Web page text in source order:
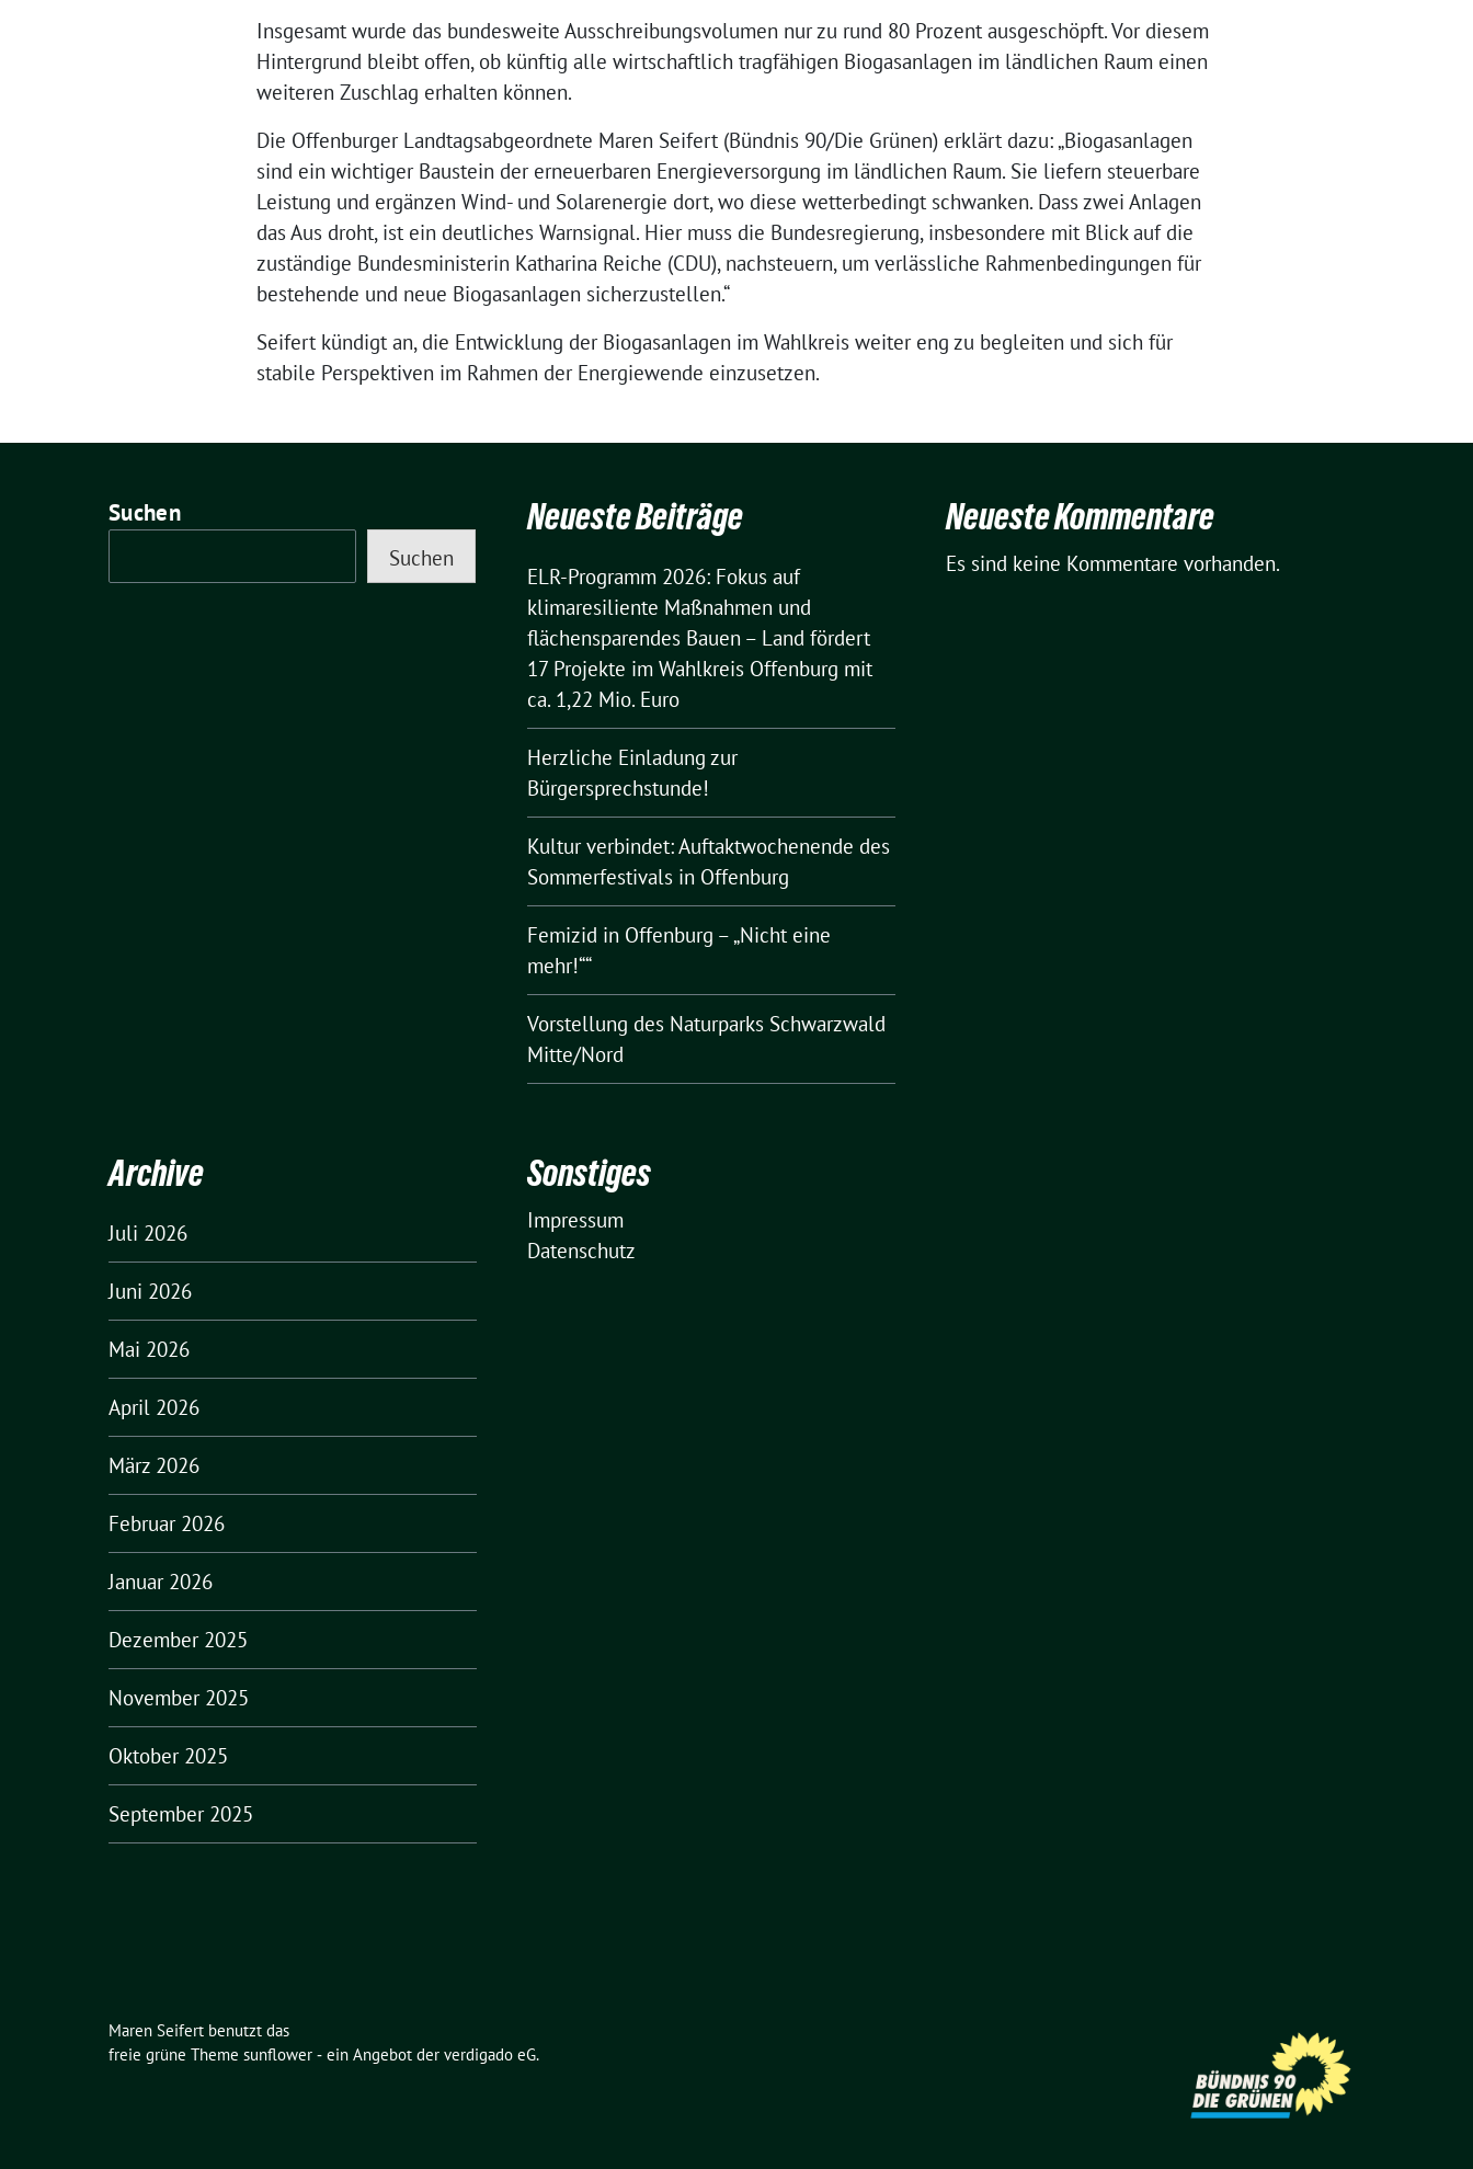
Insgesamt wurde das bundesweite Ausschreibungsvolumen nur zu rund 80 Prozent ausgeschöpft. Vor diesem
Hintergrund bleibt offen, ob künftig alle wirtschaftlich tragfähigen Biogasanlagen im ländlichen Raum einen
weiteren Zuschlag erhalten können.
Die Offenburger Landtagsabgeordnete Maren Seifert (Bündnis 90/Die Grünen) erklärt dazu: „Biogasanlagen
sind ein wichtiger Baustein der erneuerbaren Energieversorgung im ländlichen Raum. Sie liefern steuerbare
Leistung und ergänzen Wind- und Solarenergie dort, wo diese wetterbedingt schwanken. Dass zwei Anlagen
das Aus droht, ist ein deutliches Warnsignal. Hier muss die Bundesregierung, insbesondere mit Blick auf die
zuständige Bundesministerin Katharina Reiche (CDU), nachsteuern, um verlässliche Rahmenbedingungen für
bestehende und neue Biogasanlagen sicherzustellen.“
Seifert kündigt an, die Entwicklung der Biogasanlagen im Wahlkreis weiter eng zu begleiten und sich für
stabile Perspektiven im Rahmen der Energiewende einzusetzen.
Suchen
Suchen
Neueste Beiträge
ELR-Programm 2026: Fokus auf
klimaresiliente Maßnahmen und
flächensparendes Bauen – Land fördert
17 Projekte im Wahlkreis Offenburg mit
ca. 1,22 Mio. Euro
Herzliche Einladung zur
Bürgersprechstunde!
Kultur verbindet: Auftaktwochenende des
Sommerfestivals in Offenburg
Femizid in Offenburg – „Nicht eine
mehr!““
Vorstellung des Naturparks Schwarzwald
Mitte/Nord
Neueste Kommentare
Es sind keine Kommentare vorhanden.
Archive
Juli 2026
Juni 2026
Mai 2026
April 2026
März 2026
Februar 2026
Januar 2026
Dezember 2025
November 2025
Oktober 2025
September 2025
Sonstiges
Impressum
Datenschutz
Maren Seifert benutzt das
freie grüne Theme sunflower ‐ ein Angebot der verdigado eG.